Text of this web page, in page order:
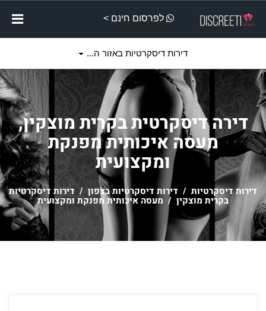
לפרסום חינם >
דירות דיסקרטיות באזור ה...
דירה דיסקרטית בקרית מוצקין,
מעסה איכותית מפנקת
ומקצועית
דירות דיסקרטיות / דירות דיסקרטיות בצפון / דירות דיסקרטיות
בקרית מוצקין / מעסה איכותית מפנקת ומקצועית